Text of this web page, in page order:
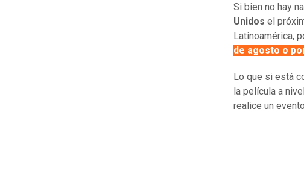
Si bien no hay
Unidos el
Latinoamérica,
de agosto o
Lo que si está
la película a
realice un